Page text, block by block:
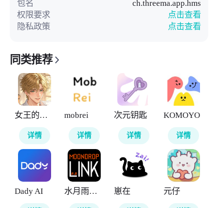
包名
ch.threema.app.hms
权限要求
点击查看
隐私政策
点击查看
同类推荐
女王的声阁
详情
mobrei
详情
次元钥匙
详情
KOMOYO
详情
Dady AI 水月雨调音软件 崽在 元仔